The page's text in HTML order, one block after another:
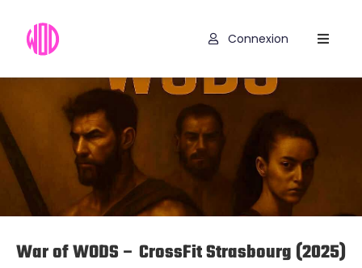
Programmes
WOD
Exercices
Outils
Connexion
War of WODS – CrossFit Strasbourg (2025)